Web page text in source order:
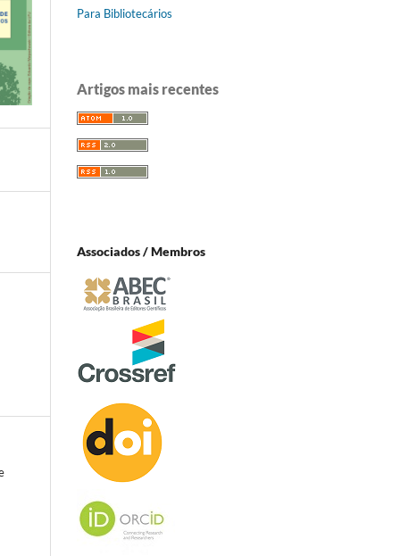
Para Bibliotecários
Artigos mais recentes
Associados / Membros